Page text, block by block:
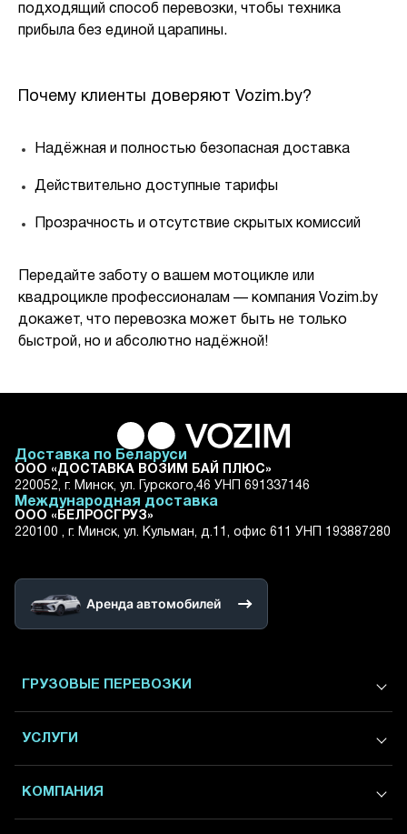
подходящий способ перевозки, чтобы техника
прибыла без единой царапины.
Почему клиенты доверяют Vozim.by?
Надёжная и полностью безопасная доставка
Действительно доступные тарифы
Прозрачность и отсутствие скрытых комиссий
Передайте заботу о вашем мотоцикле или
квадроцикле профессионалам — компания Vozim.by
докажет, что перевозка может быть не только
быстрой, но и абсолютно надёжной!
Доставка по Беларуси
ООО «ДОСТАВКА ВОЗИМ БАЙ ПЛЮС»
220052, г. Минск, ул. Гурского,46 УНП 691337146
Международная доставка
ООО «БЕЛРОСГРУЗ»
220100 , г. Минск, ул. Кульман, д.11, офис 611 УНП 193887280
Аренда автомобилей
ГРУЗОВЫЕ ПЕРЕВОЗКИ
Международные грузоперевозки
УСЛУГИ
Экспедирование
КОМПАНИЯ